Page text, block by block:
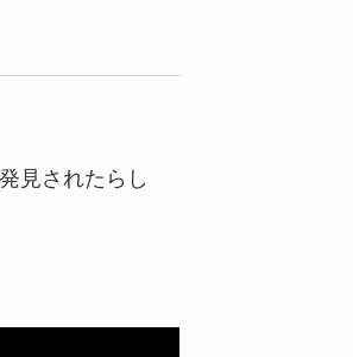
見されたらし